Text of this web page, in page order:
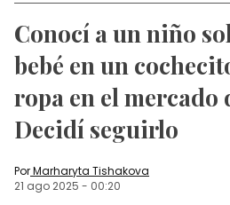
Conocí a un niño
bebé en un
ropa en el mercado
Decidí seguirlo
PorMarharyta Tishakova
21 ago 2025 - 00:20